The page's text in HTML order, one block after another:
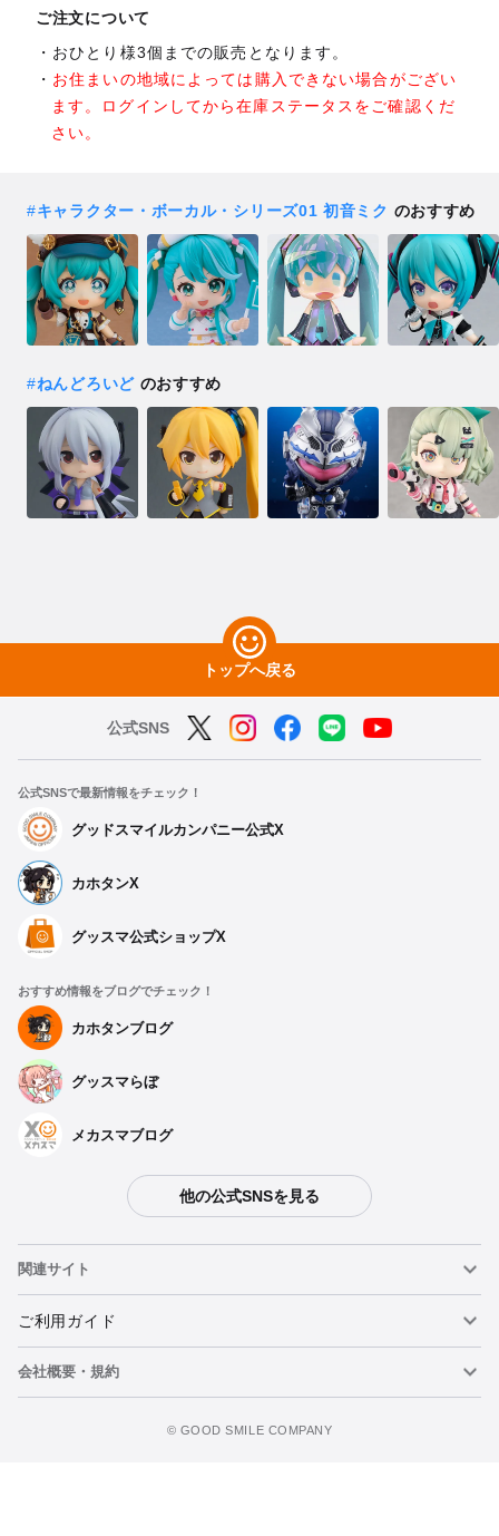
ご注文について
おひとり様3個までの販売となります。
お住まいの地域によっては購入できない場合がござい
ます。ログインしてから在庫ステータスをご確認くだ
さい。
#キャラクター・ボーカル・シリーズ01 初音ミク のおすすめ
#ねんどろいどのおすすめ
トップへ戻る
公式SNS
公式SNSで最新情報をチェック！
グッドスマイルカンパニー公式X
カホタンX
グッスマ公式ショップX
おすすめ情報をブログでチェック！
カホタンブログ
グッスマらぼ
メカスマブログ
他の公式SNSを見る
関連サイト
ねんどろいど
ねんどろいどフェイスメーカー
ご利用ガイド
重要なお知らせ
会社概要・規約
©️ GOOD SMILE COMPANY